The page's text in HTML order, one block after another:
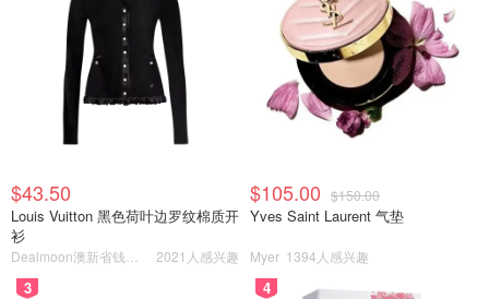
將煮好的焦糖倒在爆谷上，攪拌均勻。焦糖很快就會硬化。
在冷卻之後，戴上手套，將焦糖爆谷逐粒剝開。
焦糖爆谷完成！！！！❤️❤️❤️❤️❤️🎉🎉🎉🎉🎉
$43.50
Louis Vuitton 黑色荷叶边罗纹棉质开
衫
2021人感兴趣
$105.00 $150.00
Yves Saint Laurent 气垫
Myer 1394人感兴趣
3 4